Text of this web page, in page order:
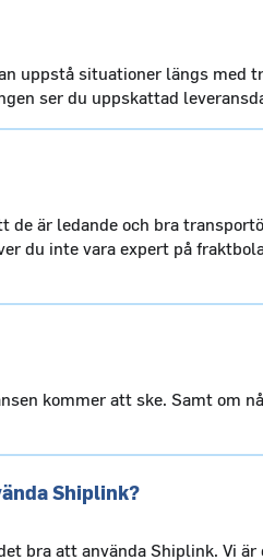
uppstå situationer längs med
ser du uppskattad
är ledande och bra
du inte vara expert på
kommer att ske. Samt om
Shiplink?
bra att använda Shiplink. Vi